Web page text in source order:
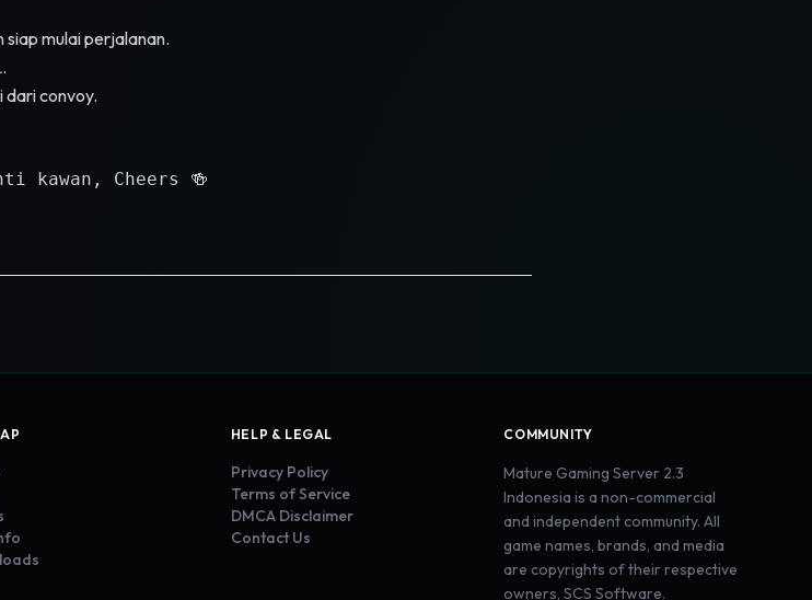
mulai perjalanan.
dari convoy.
kawan, Cheers 🍻
HELP & LEGAL
Privacy Policy
Terms of Service
DMCA Disclaimer
Contact Us
COMMUNITY
Mature Gaming Server 2.3
Indonesia is a non-commercial
and independent community. All
game names, brands, and media
are copyrights of their respective
owners, SCS Software.